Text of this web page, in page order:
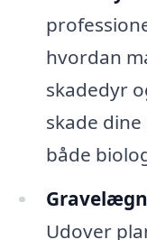
hvordan
skadedyr
skade
både
Udover